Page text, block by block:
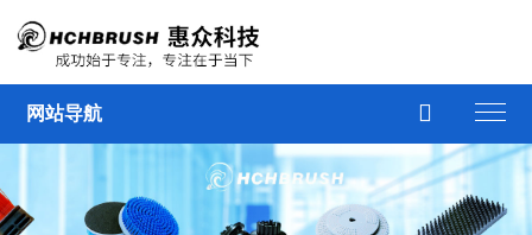
网站导航 